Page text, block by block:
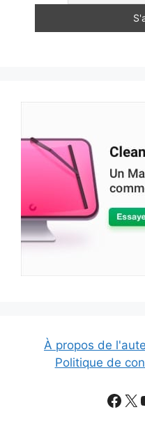
À propos de
Politique de
X